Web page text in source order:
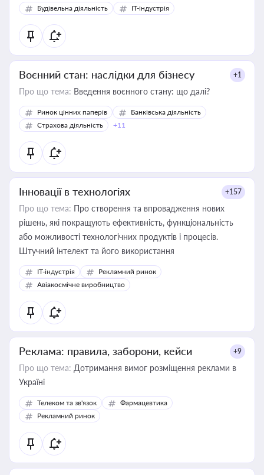
Будівельна діяльність IT-індустрія
Воєнний стан: наслідки для бізнесу +1
Про що тема: Введення воєнного стану: що далі?
Ринок цінних паперів
Банківська діяльність
Страхова діяльність
+11
Інновації в технологіях +157
Про що тема: Про створення та впровадження нових
рішень, які покращують ефективність, функціональність
або можливості технологічних продуктів і процесів.
Штучний інтелект та його використання
IT-індустрія
Рекламний ринок
Авіакосмічне виробництво
Реклама: правила, заборони, кейси +9
Про що тема: Дотримання вимог розміщення реклами в
Україні
Телеком та зв'язок
Фармацевтика
Рекламний ринок